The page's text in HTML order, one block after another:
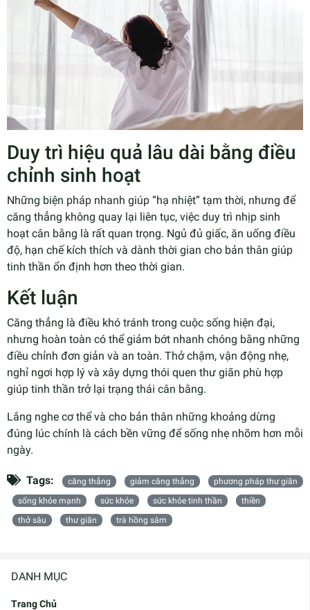
DANH MỤC
Trang Chủ
Duy trì hiệu quả lâu dài bằng điều
chỉnh sinh hoạt
Những biện pháp nhanh giúp “hạ nhiệt” tạm thời, nhưng để
căng thẳng không quay lại liên tục, việc duy trì nhịp sinh
hoạt cân bằng là rất quan trọng. Ngủ đủ giấc, ăn uống điều
độ, hạn chế kích thích và dành thời gian cho bản thân giúp
tinh thần ổn định hơn theo thời gian.
Kết luận
Căng thẳng là điều khó tránh trong cuộc sống hiện đại,
nhưng hoàn toàn có thể giảm bớt nhanh chóng bằng những
điều chỉnh đơn giản và an toàn. Thở chậm, vận động nhẹ,
nghỉ ngơi hợp lý và xây dựng thói quen thư giãn phù hợp
giúp tinh thần trở lại trạng thái cân bằng.
Lắng nghe cơ thể và cho bản thân những khoảng dừng
đúng lúc chính là cách bền vững để sống nhẹ nhõm hơn mỗi
ngày.
Tags: căng thẳng giảm căng thẳng
phương pháp thư giãn
sống khỏe mạnh
sức khỏe sức khỏe tinh thần
thiền
thở sâu
thư giãn trà hồng sâm